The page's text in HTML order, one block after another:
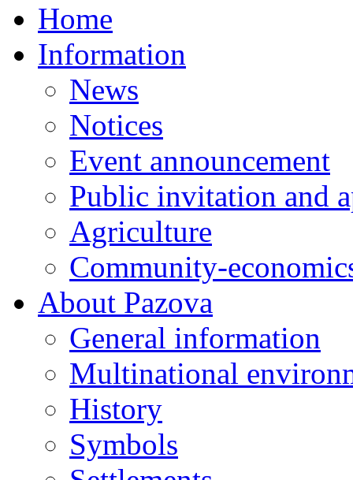
Home
Information
News
Notices
Event announcement
Public invitation and
Agriculture
Community-
About Pazova
General information
Multinational
History
Symbols